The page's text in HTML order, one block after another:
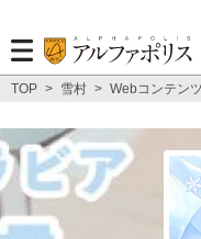
TOP > 雪村 > Webコンテンツ